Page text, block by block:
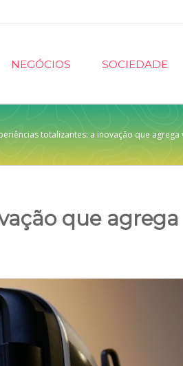
NEGÓCIOS SOCIEDADE
totalizantes: a inovação que
que agrega